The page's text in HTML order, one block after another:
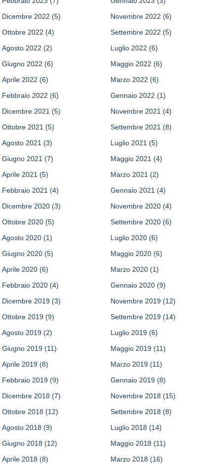
Dicembre 2022 (5) Novembre 2022 (6)
Ottobre 2022 (4) Settembre 2022 (5)
Agosto 2022 (2) Luglio 2022 (6)
Giugno 2022 (6) Maggio 2022 (6)
Aprile 2022 (6) Marzo 2022 (6)
Febbraio 2022 (6) Gennaio 2022 (1)
Dicembre 2021 (5) Novembre 2021 (4)
Ottobre 2021 (5) Settembre 2021 (8)
Agosto 2021 (3) Luglio 2021 (5)
Giugno 2021 (7) Maggio 2021 (4)
Aprile 2021 (5) Marzo 2021 (2)
Febbraio 2021 (4) Gennaio 2021 (4)
Dicembre 2020 (3) Novembre 2020 (4)
Ottobre 2020 (5) Settembre 2020 (6)
Agosto 2020 (1) Luglio 2020 (6)
Giugno 2020 (5) Maggio 2020 (6)
Aprile 2020 (6) Marzo 2020 (1)
Febbraio 2020 (4) Gennaio 2020 (9)
Dicembre 2019 (3) Novembre 2019 (12)
Ottobre 2019 (9) Settembre 2019 (14)
Agosto 2019 (2) Luglio 2019 (6)
Giugno 2019 (11) Maggio 2019 (11)
Aprile 2019 (8) Marzo 2019 (11)
Febbraio 2019 (9) Gennaio 2019 (8)
Dicembre 2018 (7) Novembre 2018 (15)
Ottobre 2018 (12) Settembre 2018 (8)
Agosto 2018 (9) Luglio 2018 (14)
Giugno 2018 (12) Maggio 2018 (11)
Aprile 2018 (8) Marzo 2018 (16)